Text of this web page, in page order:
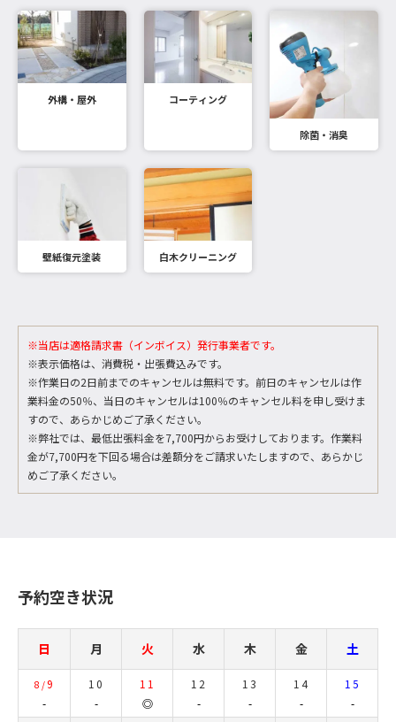
外構・屋外 コーティング
除菌・消臭
壁紙復元塗装 白木クリーニング
※当店は適格請求書（インボイス）発行事業者です。
※表示価格は、消費税・出張費込みです。
※作業日の2日前までのキャンセルは無料です。前日のキャンセルは作
業料金の50％、当日のキャンセルは100％のキャンセル料を申し受けま
すので、あらかじめご了承ください。
※弊社では、最低出張料金を7,700円からお受けしております。作業料
金が7,700円を下回る場合は差額分をご請求いたしますので、あらかじ
めご了承ください。
予約空き状況
日 月 火 水 木 金 土
8/9
-
10
-
11
◎
12
-
13
-
14
-
15
-